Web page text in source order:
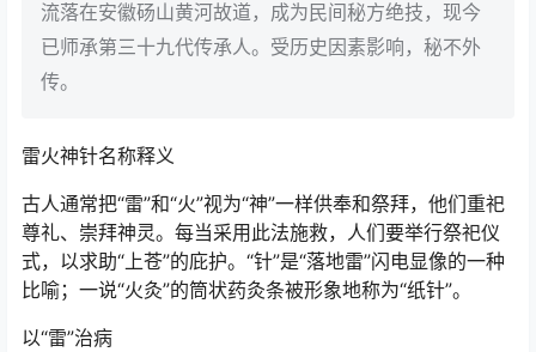
流落在安徽砀山黄河故道，成为民间秘方绝技，现今
已师承第三十九代传承人。受历史因素影响，秘不外
传。
雷火神针名称释义
古人通常把“雷”和“火”视为“神”一样供奉和祭拜，他们重祀
尊礼、崇拜神灵。每当采用此法施救，人们要举行祭祀仪
式，以求助“上苍”的庇护。“针”是“落地雷”闪电显像的一种
比喻；一说“火灸”的筒状药灸条被形象地称为“纸针”。
以“雷”治病